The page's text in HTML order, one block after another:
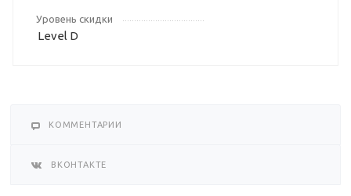
Уровень скидки
Level D
КОММЕНТАРИИ
ВКОНТАКТЕ